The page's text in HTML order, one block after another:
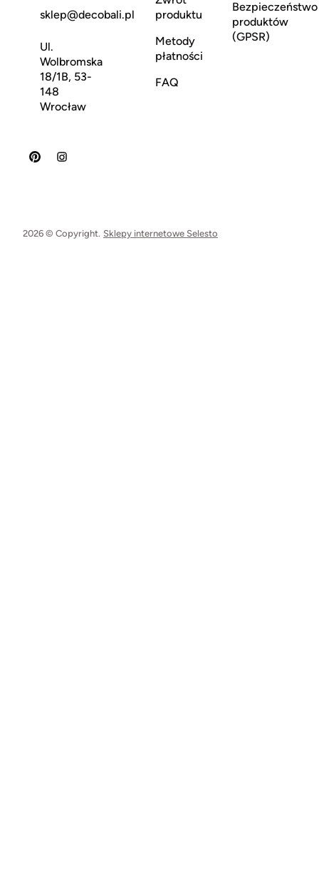
sklep@decobali.pl
Ul.
Wolbromska
18/1B, 53-
148
Wrocław
produktu
Metody
płatności
FAQ
Bezpieczeństwo
produktów
(GPSR)
2026 © Copyright. Sklepy internetowe Selesto